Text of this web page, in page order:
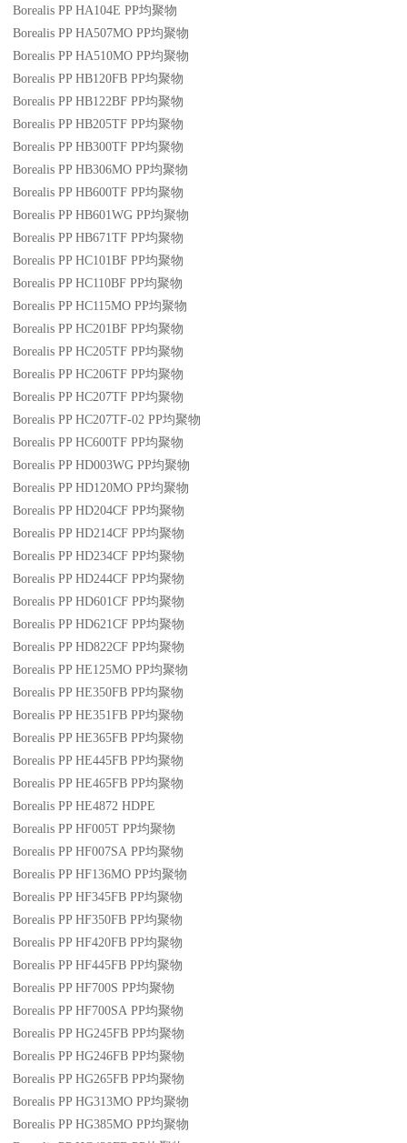
Borealis PP HA104E PP均聚物
Borealis PP HA507MO PP均聚物
Borealis PP HA510MO PP均聚物
Borealis PP HB120FB PP均聚物
Borealis PP HB122BF PP均聚物
Borealis PP HB205TF PP均聚物
Borealis PP HB300TF PP均聚物
Borealis PP HB306MO PP均聚物
Borealis PP HB600TF PP均聚物
Borealis PP HB601WG PP均聚物
Borealis PP HB671TF PP均聚物
Borealis PP HC101BF PP均聚物
Borealis PP HC110BF PP均聚物
Borealis PP HC115MO PP均聚物
Borealis PP HC201BF PP均聚物
Borealis PP HC205TF PP均聚物
Borealis PP HC206TF PP均聚物
Borealis PP HC207TF PP均聚物
Borealis PP HC207TF-02 PP均聚物
Borealis PP HC600TF PP均聚物
Borealis PP HD003WG PP均聚物
Borealis PP HD120MO PP均聚物
Borealis PP HD204CF PP均聚物
Borealis PP HD214CF PP均聚物
Borealis PP HD234CF PP均聚物
Borealis PP HD244CF PP均聚物
Borealis PP HD601CF PP均聚物
Borealis PP HD621CF PP均聚物
Borealis PP HD822CF PP均聚物
Borealis PP HE125MO PP均聚物
Borealis PP HE350FB PP均聚物
Borealis PP HE351FB PP均聚物
Borealis PP HE365FB PP均聚物
Borealis PP HE445FB PP均聚物
Borealis PP HE465FB PP均聚物
Borealis PP HE4872 HDPE
Borealis PP HF005T PP均聚物
Borealis PP HF007SA PP均聚物
Borealis PP HF136MO PP均聚物
Borealis PP HF345FB PP均聚物
Borealis PP HF350FB PP均聚物
Borealis PP HF420FB PP均聚物
Borealis PP HF445FB PP均聚物
Borealis PP HF700S PP均聚物
Borealis PP HF700SA PP均聚物
Borealis PP HG245FB PP均聚物
Borealis PP HG246FB PP均聚物
Borealis PP HG265FB PP均聚物
Borealis PP HG313MO PP均聚物
Borealis PP HG385MO PP均聚物